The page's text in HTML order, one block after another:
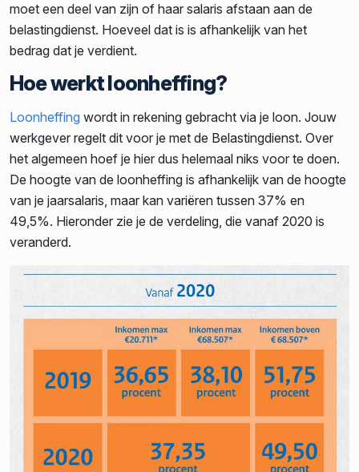
moet een deel van zijn of haar salaris afstaan aan de
belastingdienst. Hoeveel dat is is afhankelijk van het
bedrag dat je verdient.
Hoe werkt loonheffing?
Loonheffing wordt in rekening gebracht via je loon. Jouw
werkgever regelt dit voor je met de Belastingdienst. Over
het algemeen hoef je hier dus helemaal niks voor te doen.
De hoogte van de loonheffing is afhankelijk van de hoogte
van je jaarsalaris, maar kan variëren tussen 37% en
49,5%. Hieronder zie je de verdeling, die vanaf 2020 is
veranderd.